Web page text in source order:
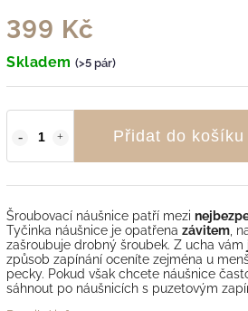
399 Kč
Skladem (>5 pár)
Přidat do košíku
Šroubovací náušnice patří mezi
Tyčinka náušnice je opatřena závitem ,
zašroubuje drobný šroubek. Z ucha vám
způsob zapínání oceníte zejména u
pecky. Pokud však chcete náušnice
sáhnout po náušnicích s puzetovým